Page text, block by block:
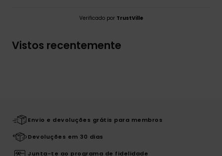
Verificado por TrustVille
Vistos recentemente
Envio e devoluções grátis para membros
Devoluções em 30 dias
Junta-te ao programa de fidelidade